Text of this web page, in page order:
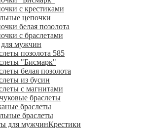
с крестиками
цепочки
белая позолота
с браслетами
для мужчин
позолота 585
"Бисмарк"
белая позолота
из бусин
с магнитами
браслеты
браслеты
браслеты
для мужчинКрестики